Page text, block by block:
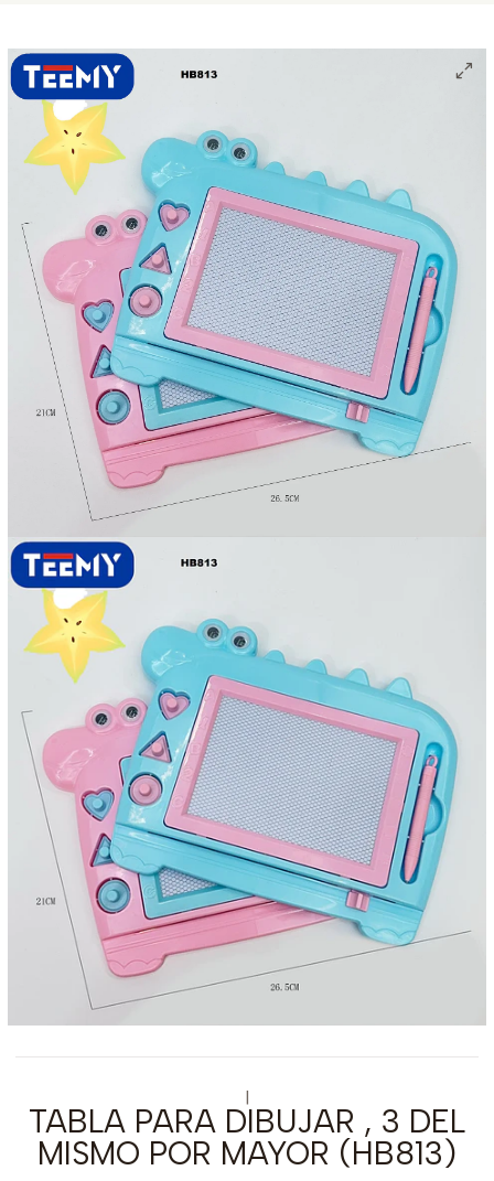
|
TABLA PARA DIBUJAR , 3 DEL
MISMO POR MAYOR (HB813)